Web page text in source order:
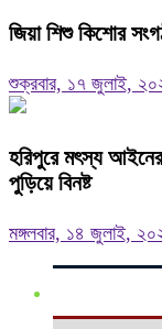
জিয়া শিশু কিশোর
শুক্রবার, ১৭ জুলাই,
হরিপুরে মৎস্য
পুড়িয়ে বিনষ্ট
মঙ্গলবার, ১৪ জুলাই,